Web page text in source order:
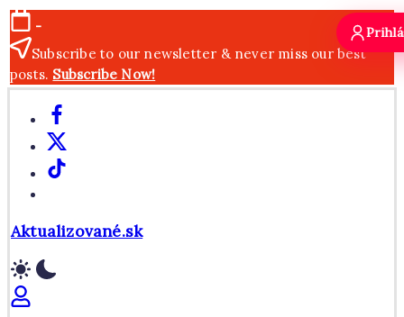
Skip
to
content
-
Subscribe to our newsletter & never miss our best
posts. Subscribe Now!
Facebook
X
TikTok
Aktualizované.sk